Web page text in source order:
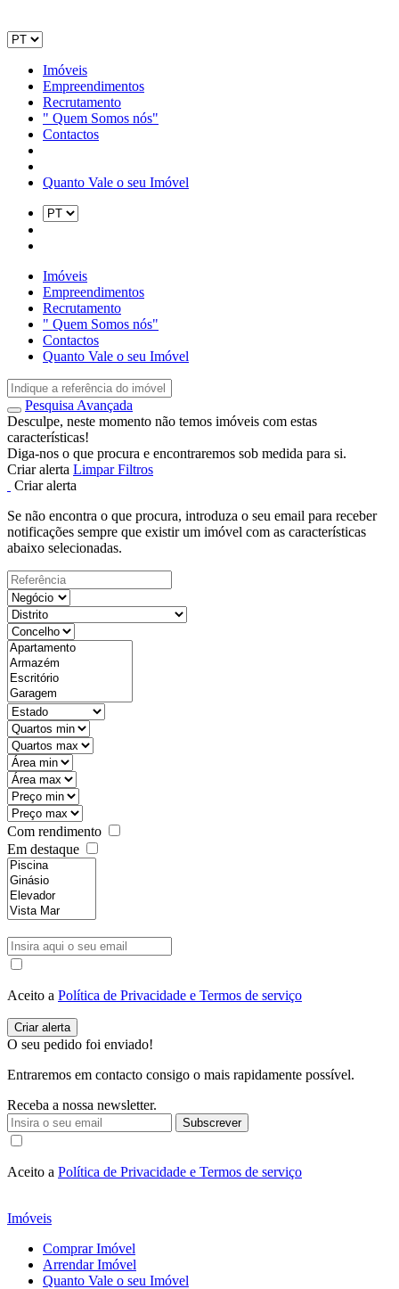
Imóveis
Empreendimentos
Recrutamento
" Quem Somos nós"
Contactos
Quanto Vale o seu Imóvel
Imóveis
Empreendimentos
Recrutamento
" Quem Somos nós"
Contactos
Quanto Vale o seu Imóvel
Pesquisa Avançada
Desculpe, neste momento não temos imóveis com estas
características!
Diga-nos o que procura e encontraremos sob medida para si.
Criar alerta Limpar Filtros
Criar alerta
Se não encontra o que procura, introduza o seu email para receber
notificações sempre que existir um imóvel com as características
abaixo selecionadas.
Com rendimento
Em destaque
Aceito a Política de Privacidade e Termos de serviço
O seu pedido foi enviado!
Entraremos em contacto consigo o mais rapidamente possível.
Receba a nossa newsletter.
Subscrever
Aceito a Política de Privacidade e Termos de serviço
Imóveis
Comprar Imóvel
Arrendar Imóvel
Quanto Vale o seu Imóvel